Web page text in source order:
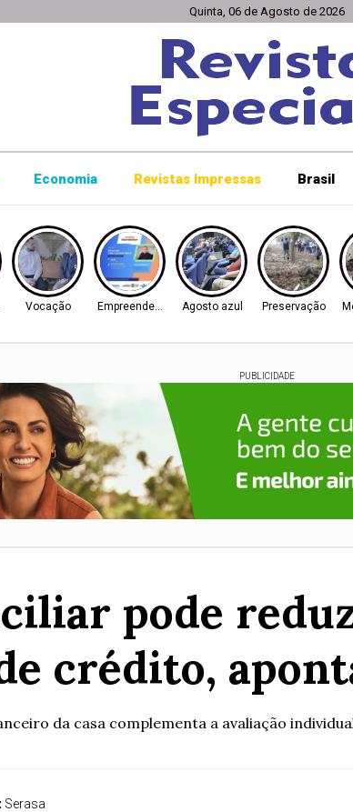
Quinta, 06 de Agosto de 2026
Economia Revistas Impressas Brasil
Vocação EmpreendedorismoAgosto azul Preservação
PUBLICIDADE
pode
crédito,
da casa complementa a avaliação
Serasa